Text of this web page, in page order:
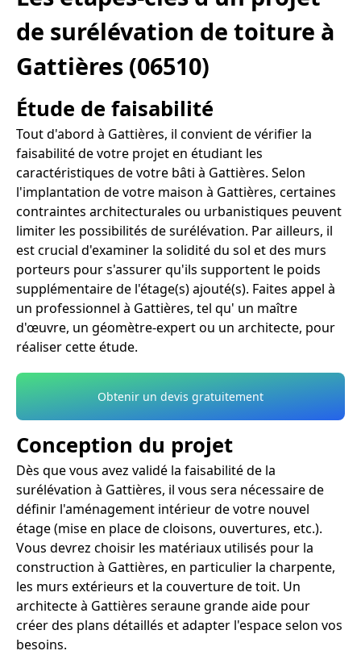
de surélévation de toiture à
Gattières (06510)
Étude de faisabilité
Tout d'abord à Gattières, il convient de vérifier la
faisabilité de votre projet en étudiant les
caractéristiques de votre bâti à Gattières. Selon
l'implantation de votre maison à Gattières, certaines
contraintes architecturales ou urbanistiques peuvent
limiter les possibilités de surélévation. Par ailleurs, il
est crucial d'examiner la solidité du sol et des murs
porteurs pour s'assurer qu'ils supportent le poids
supplémentaire de l'étage(s) ajouté(s). Faites appel à
un professionnel à Gattières, tel qu' un maître
d'œuvre, un géomètre-expert ou un architecte, pour
réaliser cette étude.
Obtenir un devis gratuitement
Conception du projet
Dès que vous avez validé la faisabilité de la
surélévation à Gattières, il vous sera nécessaire de
définir l'aménagement intérieur de votre nouvel
étage (mise en place de cloisons, ouvertures, etc.).
Vous devrez choisir les matériaux utilisés pour la
construction à Gattières, en particulier la charpente,
les murs extérieurs et la couverture de toit. Un
architecte à Gattières seraune grande aide pour
créer des plans détaillés et adapter l'espace selon vos
besoins.